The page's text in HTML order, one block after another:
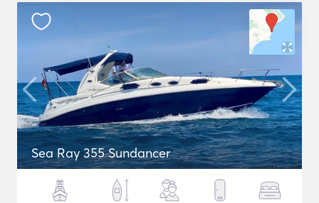
Sea Ray 355 Sundancer